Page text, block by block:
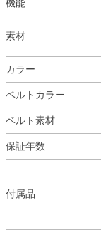
機能
素材
カラー
ベルトカラー
ベルト素材
保証年数
付属品